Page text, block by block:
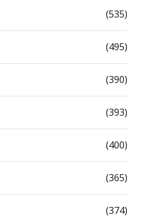
(535)
(495)
(390)
(393)
(400)
(365)
(374)